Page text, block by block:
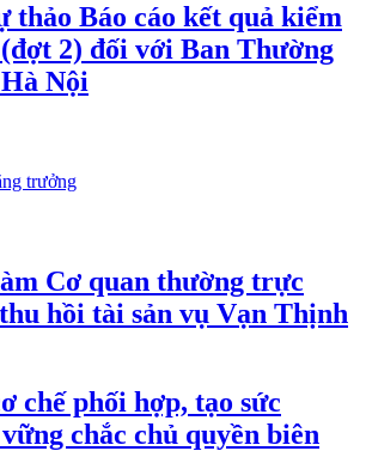
thảo Báo cáo kết quả kiểm
2) đối với Ban Thường
Nội
trưởng
Cơ quan thường trực
hồi tài sản vụ Vạn Thịnh
chế phối hợp, tạo sức
chắc chủ quyền biên